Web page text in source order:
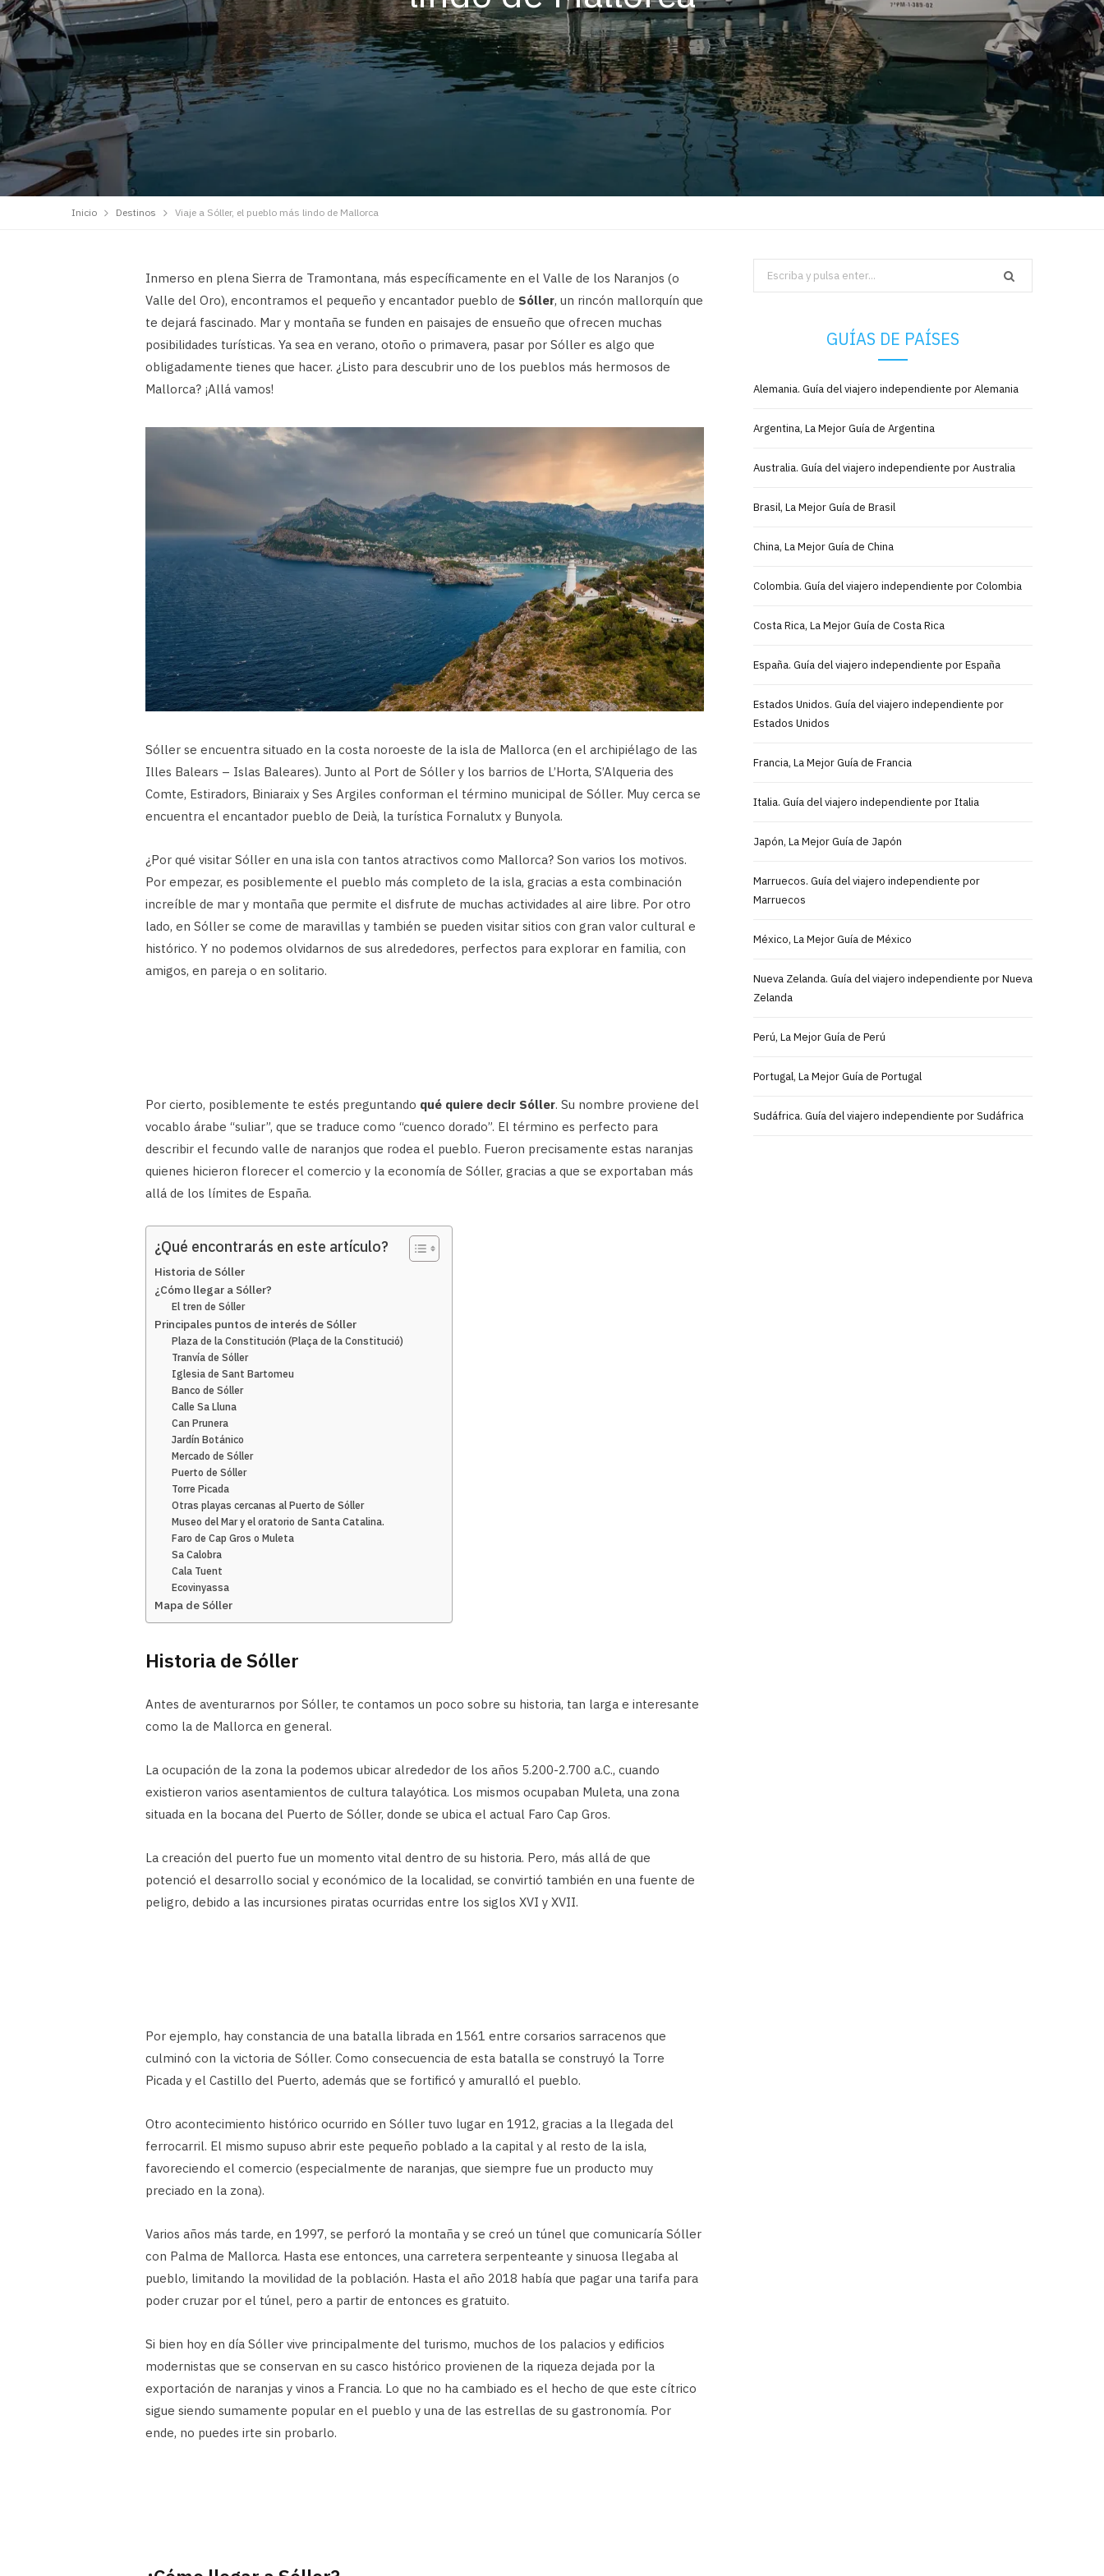
Inicio Destinos Viaje a Sóller, el pueblo más lindo de Mallorca
Inmerso en plena Sierra de Tramontana, más específicamente en el Valle de los Naranjos (o
Valle del Oro), encontramos el pequeño y encantador pueblo de Sóller, un rincón mallorquín que
te dejará fascinado. Mar y montaña se funden en paisajes de ensueño que ofrecen muchas
posibilidades turísticas. Ya sea en verano, otoño o primavera, pasar por Sóller es algo que
obligadamente tienes que hacer. ¿Listo para descubrir uno de los pueblos más hermosos de
Mallorca? ¡Allá vamos!
Sóller se encuentra situado en la costa noroeste de la isla de Mallorca (en el archipiélago de las
Illes Balears – Islas Baleares). Junto al Port de Sóller y los barrios de L’Horta, S’Alqueria des
Comte, Estiradors, Biniaraix y Ses Argiles conforman el término municipal de Sóller. Muy cerca se
encuentra el encantador pueblo de Deià, la turística Fornalutx y Bunyola.
¿Por qué visitar Sóller en una isla con tantos atractivos como Mallorca? Son varios los motivos.
Por empezar, es posiblemente el pueblo más completo de la isla, gracias a esta combinación
increíble de mar y montaña que permite el disfrute de muchas actividades al aire libre. Por otro
lado, en Sóller se come de maravillas y también se pueden visitar sitios con gran valor cultural e
histórico. Y no podemos olvidarnos de sus alrededores, perfectos para explorar en familia, con
amigos, en pareja o en solitario.
Por cierto, posiblemente te estés preguntando qué quiere decir Sóller. Su nombre proviene del
vocablo árabe “suliar”, que se traduce como “cuenco dorado”. El término es perfecto para
describir el fecundo valle de naranjos que rodea el pueblo. Fueron precisamente estas naranjas
quienes hicieron florecer el comercio y la economía de Sóller, gracias a que se exportaban más
allá de los límites de España.
¿Qué encontrarás en este artículo?
Historia de Sóller
¿Cómo llegar a Sóller?
El tren de Sóller
Principales puntos de interés de Sóller
Plaza de la Constitución (Plaça de la Constitució)
Tranvía de Sóller
Iglesia de Sant Bartomeu
Banco de Sóller
Calle Sa Lluna
Can Prunera
Jardín Botánico
Mercado de Sóller
Puerto de Sóller
Torre Picada
Otras playas cercanas al Puerto de Sóller
Museo del Mar y el oratorio de Santa Catalina.
Faro de Cap Gros o Muleta
Sa Calobra
Cala Tuent
Ecovinyassa
Mapa de Sóller
Historia de Sóller
Antes de aventurarnos por Sóller, te contamos un poco sobre su historia, tan larga e interesante
como la de Mallorca en general.
La ocupación de la zona la podemos ubicar alrededor de los años 5.200-2.700 a.C., cuando
existieron varios asentamientos de cultura talayótica. Los mismos ocupaban Muleta, una zona
situada en la bocana del Puerto de Sóller, donde se ubica el actual Faro Cap Gros.
La creación del puerto fue un momento vital dentro de su historia. Pero, más allá de que
potenció el desarrollo social y económico de la localidad, se convirtió también en una fuente de
peligro, debido a las incursiones piratas ocurridas entre los siglos XVI y XVII.
Por ejemplo, hay constancia de una batalla librada en 1561 entre corsarios sarracenos que
culminó con la victoria de Sóller. Como consecuencia de esta batalla se construyó la Torre
Picada y el Castillo del Puerto, además que se fortificó y amuralló el pueblo.
Otro acontecimiento histórico ocurrido en Sóller tuvo lugar en 1912, gracias a la llegada del
ferrocarril. El mismo supuso abrir este pequeño poblado a la capital y al resto de la isla,
favoreciendo el comercio (especialmente de naranjas, que siempre fue un producto muy
preciado en la zona).
Varios años más tarde, en 1997, se perforó la montaña y se creó un túnel que comunicaría Sóller
con Palma de Mallorca. Hasta ese entonces, una carretera serpenteante y sinuosa llegaba al
pueblo, limitando la movilidad de la población. Hasta el año 2018 había que pagar una tarifa para
poder cruzar por el túnel, pero a partir de entonces es gratuito.
Si bien hoy en día Sóller vive principalmente del turismo, muchos de los palacios y edificios
modernistas que se conservan en su casco histórico provienen de la riqueza dejada por la
exportación de naranjas y vinos a Francia. Lo que no ha cambiado es el hecho de que este cítrico
sigue siendo sumamente popular en el pueblo y una de las estrellas de su gastronomía. Por
ende, no puedes irte sin probarlo.
Search
for:
GUÍAS DE PAÍSES
Alemania. Guía del viajero independiente por Alemania
Argentina, La Mejor Guía de Argentina
Australia. Guía del viajero independiente por Australia
Brasil, La Mejor Guía de Brasil
China, La Mejor Guía de China
Colombia. Guía del viajero independiente por Colombia
Costa Rica, La Mejor Guía de Costa Rica
España. Guía del viajero independiente por España
Estados Unidos. Guía del viajero independiente por
Estados Unidos
Francia, La Mejor Guía de Francia
Italia. Guía del viajero independiente por Italia
Japón, La Mejor Guía de Japón
Marruecos. Guía del viajero independiente por
Marruecos
México, La Mejor Guía de México
Nueva Zelanda. Guía del viajero independiente por Nueva
Zelanda
Perú, La Mejor Guía de Perú
Portugal, La Mejor Guía de Portugal
Sudáfrica. Guía del viajero independiente por Sudáfrica